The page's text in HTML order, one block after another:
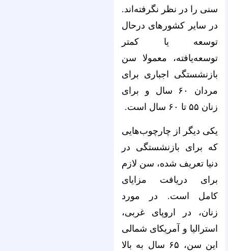
سنی را در نظر نگرفته‌اند.
در سایر کشورهای درحال
توسعه یا کمتر
توسعه‌یافته، معمولا سن
بازنشستگی اجباری برای
مردان ۶۰ سال و برای
زنان ۵۵ تا ۶۰ سال است.
یکی دیگر از چارچوب‌هایی
که برای بازنشستگی در
دنیا تعریف شده، سن لازم
برای دریافت مزایای
کامل است. در مورد
زنان، در اروپای غربی،
استرالیا و آمریکای شمالی
این سن، ۶۵ سال به بالا